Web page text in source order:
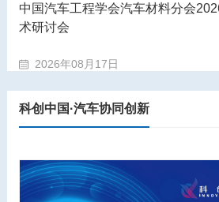
中国汽车工程学会汽车材料分会
术研讨会
2026年08月17日
科创中国·汽车协同创新